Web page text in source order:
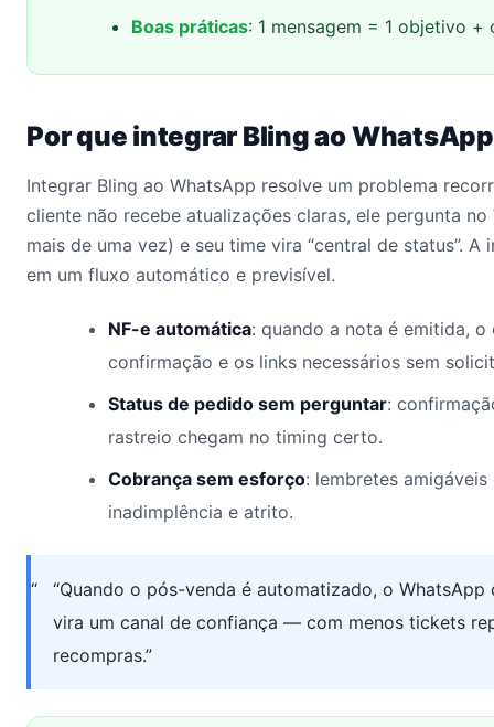
Boas práticas: 1 mensagem = 1 objetivo +
Por que integrar Bling ao
Integrar Bling ao WhatsApp resolve um problema
cliente não recebe atualizações claras, ele pergunta
mais de uma vez) e seu time vira “central de status”.
em um fluxo automático e previsível.
NF-e automática: quando a nota é emitida, o
confirmação e os links necessários sem
Status de pedido sem perguntar:
rastreio chegam no timing certo.
Cobrança sem esforço: lembretes
inadimplência e atrito.
“Quando o pós-venda é automatizado, o WhatsApp
vira um canal de confiança — com menos tickets
recompras.”